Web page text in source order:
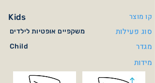
Kids קו מוצר
משקפיים אופטיות לילדים סוג פעילות
Child
מגדר
מידות